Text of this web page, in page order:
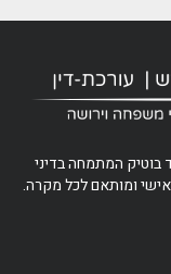
המתמחה בדיני
ומותאם לכל מקרה.